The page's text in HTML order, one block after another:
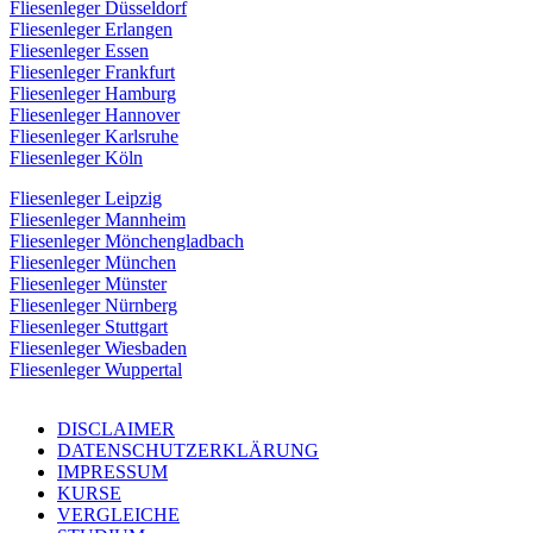
Fliesenleger Düsseldorf
Fliesenleger Erlangen
Fliesenleger Essen
Fliesenleger Frankfurt
Fliesenleger Hamburg
Fliesenleger Hannover
Fliesenleger Karlsruhe
Fliesenleger Köln
Fliesenleger Leipzig
Fliesenleger Mannheim
Fliesenleger Mönchengladbach
Fliesenleger München
Fliesenleger Münster
Fliesenleger Nürnberg
Fliesenleger Stuttgart
Fliesenleger Wiesbaden
Fliesenleger Wuppertal
DISCLAIMER
DATENSCHUTZERKLÄRUNG
IMPRESSUM
KURSE
VERGLEICHE